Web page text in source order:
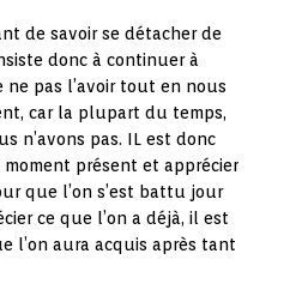
de savoir se détacher de
donc à continuer à
ne pas l’avoir tout en nous
car la plupart du temps,
n’avons pas. IL est donc
présent et apprécier
que l’on s’est battu jour
ce que l’on a déjà, il est
l’on aura acquis après tant